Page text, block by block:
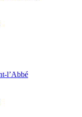
l’Abbé